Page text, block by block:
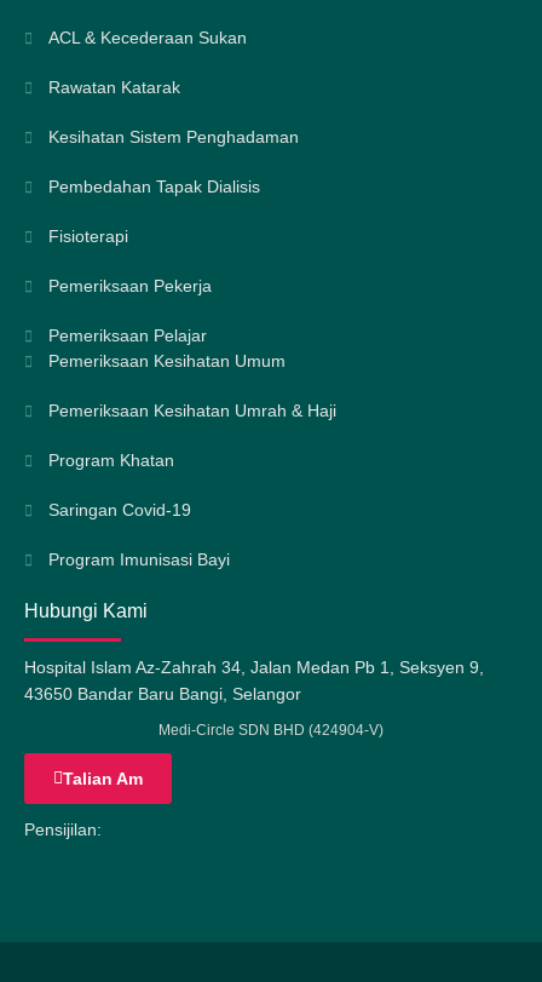
ACL & Kecederaan Sukan
Rawatan Katarak
Kesihatan Sistem Penghadaman
Pembedahan Tapak Dialisis
Fisioterapi
Pemeriksaan Pekerja
Pemeriksaan Pelajar
Pemeriksaan Kesihatan Umum
Pemeriksaan Kesihatan Umrah & Haji
Program Khatan
Saringan Covid-19
Program Imunisasi Bayi
Hubungi Kami
Hospital Islam Az-Zahrah 34, Jalan Medan Pb 1, Seksyen 9,
43650 Bandar Baru Bangi, Selangor
Medi-Circle SDN BHD (424904-V)
Talian Am
Pensijilan: